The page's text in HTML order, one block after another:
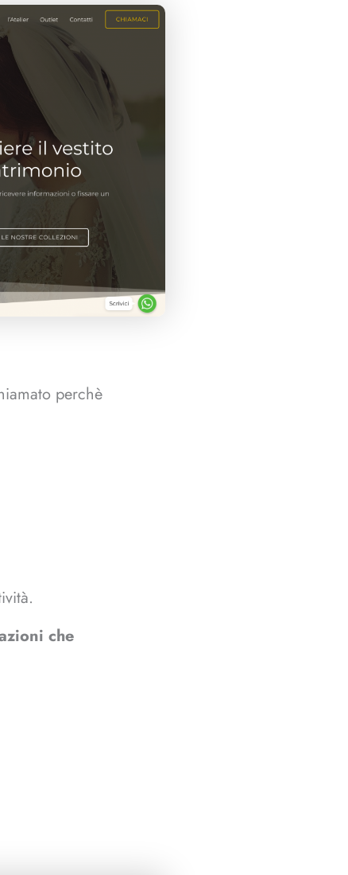
perchè
che